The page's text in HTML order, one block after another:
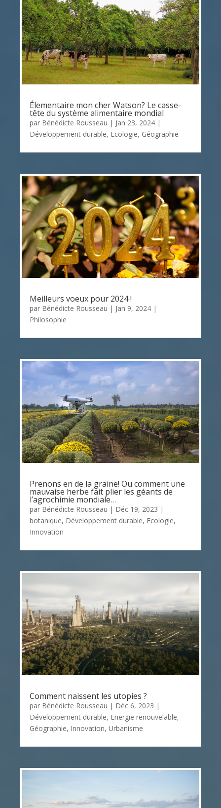
Élementaire mon cher Watson? Le casse-
tête du système alimentaire mondial
par Bénédicte Rousseau | Jan 23, 2024 |
Développement durable, Ecologie, Géographie
Meilleurs voeux pour 2024 !
par Bénédicte Rousseau | Jan 9, 2024 |
Philosophie
Prenons en de la graine! Ou comment une
mauvaise herbe fait plier les géants de
l’agrochimie mondiale…
par Bénédicte Rousseau | Déc 19, 2023 |
botanique, Développement durable, Ecologie,
Innovation
Comment naissent les utopies ?
par Bénédicte Rousseau | Déc 6, 2023 |
Développement durable, Energie renouvelable,
Géographie, Innovation, Urbanisme